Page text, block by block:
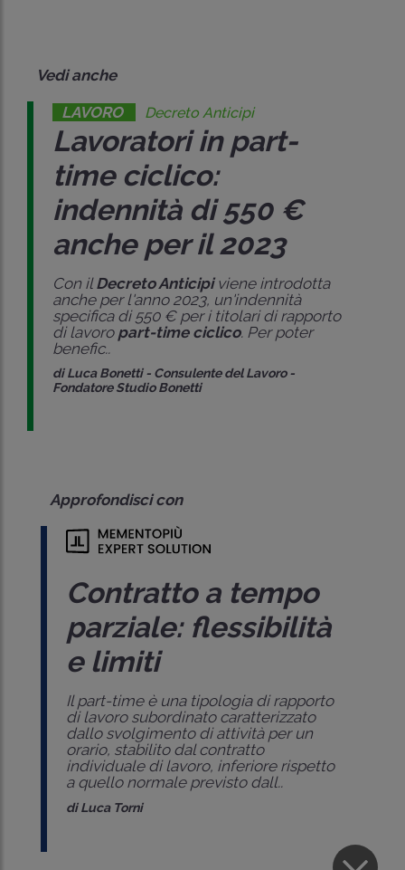
Vedi anche
LAVORO Decreto Anticipi
Lavoratori in part-
time ciclico:
indennità di 550 €
anche per il 2023
Con ilDecreto Anticipiviene introdotta
anche per l'anno 2023, un'indennità
specifica di 550 € per i titolari di rapporto
di lavoro part-time ciclico. Per poter
benefic..
diLuca Bonetti - Consulente del Lavoro -
Fondatore Studio Bonetti
Approfondisci con
Contratto a tempo
parziale: flessibilità
e limiti
Il part-time è una tipologia di rapporto
di lavoro subordinato caratterizzato
dallo svolgimento di attività per un
orario, stabilito dal contratto
individuale di lavoro, inferiore rispetto
a quello normale previsto dall..
diLuca Torni